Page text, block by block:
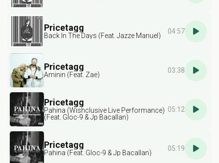
Pricetagg
Back In The Days (Feat. Jazze Manuel)
04:57
Pricetagg
Aminin (Feat. Zae)
03:38
Pricetagg
Pahina (Wishclusive Live Performance)
(Feat. Gloc-9 & Jp Bacallan)
05:12
Pricetagg
Pahina (Feat. Gloc-9 & Jp Bacallan)
05:19